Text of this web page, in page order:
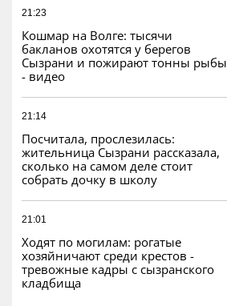
21:23
Кошмар на Волге: тысячи
бакланов охотятся у берегов
Сызрани и пожирают тонны рыбы
- видео
21:14
Посчитала, прослезилась:
жительница Сызрани рассказала,
сколько на самом деле стоит
собрать дочку в школу
21:01
Ходят по могилам: рогатые
хозяйничают среди крестов -
тревожные кадры с сызранского
кладбища